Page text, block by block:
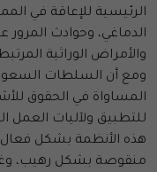
الرئيسية للإعاقة في
الدماغي، وحوادث المرور
والأمراض الوراثية
ومع أن السلطات
المساواة في الحقوق
للتطبيق ولآليات العمل
هذه الأنظمة بشكل
منقوصة بشكل رهيب،